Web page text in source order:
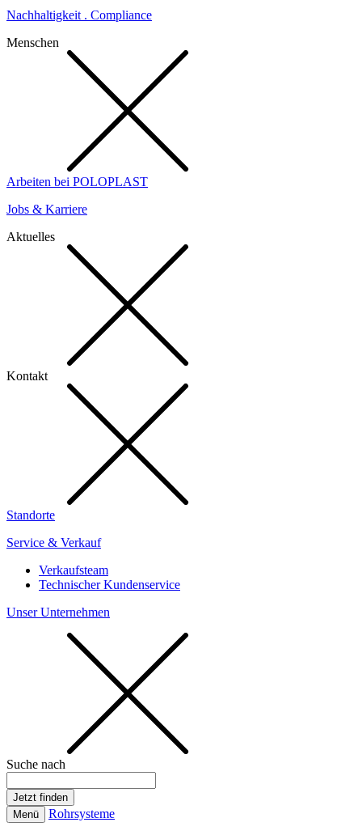
Nachhaltigkeit . Compliance
Menschen
Arbeiten bei POLOPLAST
Jobs & Karriere
Aktuelles
Kontakt
Standorte
Service & Verkauf
Verkaufsteam
Technischer Kundenservice
Unser Unternehmen
Suche nach
Menü Rohrsysteme